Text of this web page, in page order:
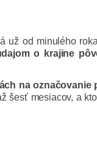
už od minulého
o krajine
na označovanie
šesť mesiacov, a